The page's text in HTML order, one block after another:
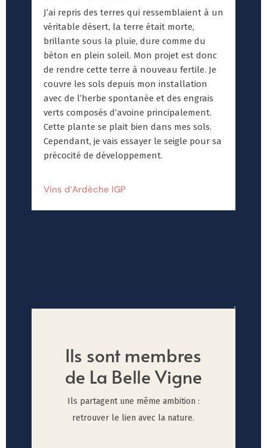
J’ai repris des terres qui ressemblaient à un
véritable désert, la terre était morte,
brillante sous la pluie, dure comme du
béton en plein soleil. Mon projet est donc
de rendre cette terre à nouveau fertile. Je
couvre les sols depuis mon installation
avec de l’herbe spontanée et des engrais
verts composés d’avoine principalement.
Cette plante se plait bien dans mes sols.
Cependant, je vais essayer le seigle pour sa
précocité de développement.
Vins d’Ardèche IGP
Ils sont membres
de La Belle Vigne
Ils partagent une même ambition :
retrouver le lien avec la nature.